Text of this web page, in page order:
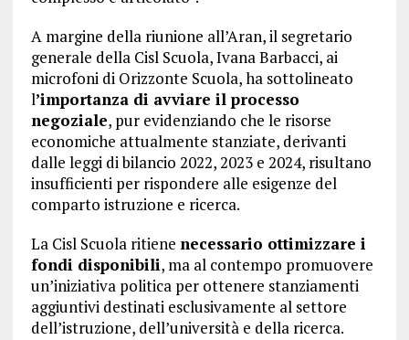
A margine della riunione all’Aran, il segretario
generale della Cisl Scuola, Ivana Barbacci, ai
microfoni di Orizzonte Scuola, ha sottolineato
l’importanza di avviare il processo
negoziale, pur evidenziando che le risorse
economiche attualmente stanziate, derivanti
dalle leggi di bilancio 2022, 2023 e 2024, risultano
insufficienti per rispondere alle esigenze del
comparto istruzione e ricerca.
La Cisl Scuola ritiene necessario ottimizzare i
fondi disponibili, ma al contempo promuovere
un’iniziativa politica per ottenere stanziamenti
aggiuntivi destinati esclusivamente al settore
dell’istruzione, dell’università e della ricerca.